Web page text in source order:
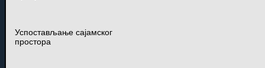
Успостављање сајамског
простора